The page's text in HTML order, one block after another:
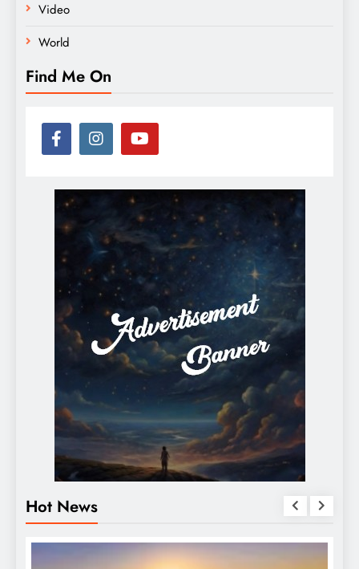
Video
World
Find Me On
Hot News